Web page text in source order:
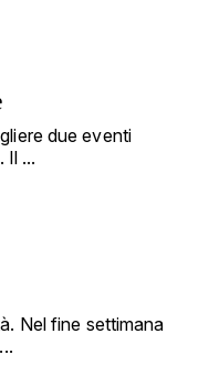
due eventi
Il ...
Nel fine settimana